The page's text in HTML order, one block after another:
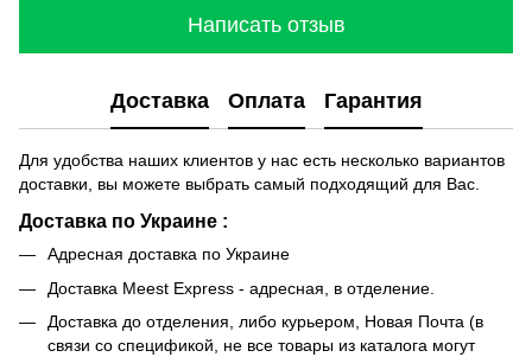
Написать отзыв
Доставка Оплата Гарантия
Для удобства наших клиентов у нас есть несколько вариантов
доставки, вы можете выбрать самый подходящий для Вас.
Доставка по Украине :
Адресная доставка по Украине
Доставка Meest Express - адресная, в отделение.
Доставка до отделения, либо курьером, Новая Почта (в
связи со спецификой, не все товары из каталога могут